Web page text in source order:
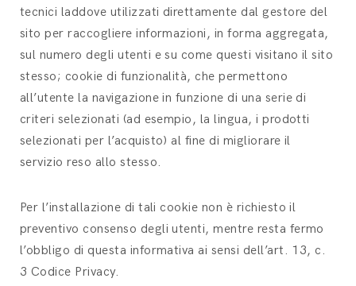
tecnici laddove utilizzati direttamente dal gestore del
sito per raccogliere informazioni, in forma aggregata,
sul numero degli utenti e su come questi visitano il sito
stesso; cookie di funzionalità, che permettono
all’utente la navigazione in funzione di una serie di
criteri selezionati (ad esempio, la lingua, i prodotti
selezionati per l’acquisto) al fine di migliorare il
servizio reso allo stesso.
Per l’installazione di tali cookie non è richiesto il
preventivo consenso degli utenti, mentre resta fermo
l’obbligo di questa informativa ai sensi dell’art. 13, c.
3 Codice Privacy.